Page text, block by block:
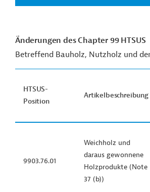
Änderungen des Chapter 99 HTSUS
Betreffend Bauholz, Nutzholz und
HTSUS-
Position
Artikelbeschreibung
9903.76.01
Weichholz und
daraus gewonnene
Holzprodukte (Note
37 (b))